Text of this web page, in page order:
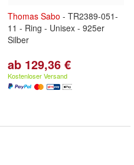
Thomas Sabo - TR2389-051-
11 - Ring - Unisex - 925er
Silber
ab 129,36 €
Kostenloser Versand